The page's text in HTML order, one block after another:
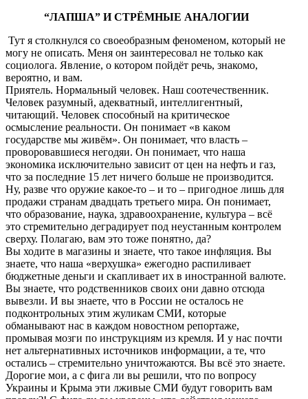
“ЛАПША” И СТРЁМНЫЕ АНАЛОГИИ
Тут я столкнулся со своеобразным феноменом, который не
могу не описать. Меня он заинтересовал не только как
социолога. Явление, о котором пойдёт речь, знакомо,
вероятно, и вам.
Приятель. Нормальный человек. Наш соотечественник.
Человек разумный, адекватный, интеллигентный,
читающий. Человек способный на критическое
осмысление реальности. Он понимает «в каком
государстве мы живём». Он понимает, что власть –
проворовавшиеся негодяи. Он понимает, что наша
экономика исключительно зависит от цен на нефть и газ,
что за последние 15 лет ничего больше не производится.
Ну, разве что оружие какое-то – и то – пригодное лишь для
продажи странам двадцать третьего мира. Он понимает,
что образование, наука, здравоохранение, культура – всё
это стремительно деградирует под неустанным контролем
сверху. Полагаю, вам это тоже понятно, да?
Вы ходите в магазины и знаете, что такое инфляция. Вы
знаете, что наша «верхушка» ежегодно распиливает
бюджетные деньги и скапливает их в иностранной валюте.
Вы знаете, что родственников своих они давно отсюда
вывезли. И вы знаете, что в России не осталось не
подконтрольных этим жуликам СМИ, которые
обманывают нас в каждом новостном репортаже,
промывая мозги по инструкциям из кремля. И у нас почти
нет альтернативных источников информации, а те, что
остались – стремительно уничтожаются. Вы всё это знаете.
Дорогие мои, а с фига ли вы решили, что по вопросу
Украины и Крыма эти лживые СМИ будут говорить вам